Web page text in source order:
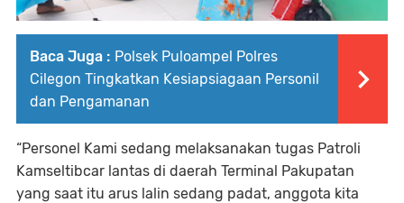
Baca Juga : Polsek Puloampel Polres
Cilegon Tingkatkan Kesiapsiagaan Personil
dan Pengamanan
“Personel Kami sedang melaksanakan tugas Patroli
Kamseltibcar lantas di daerah Terminal Pakupatan
yang saat itu arus lalin sedang padat, anggota kita